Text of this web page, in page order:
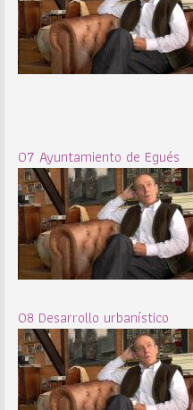
07 Ayuntamiento de Egués
08 Desarrollo urbanístico